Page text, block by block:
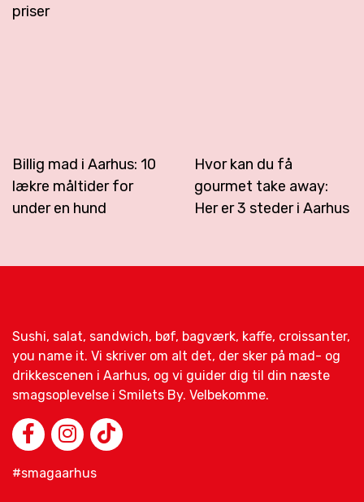
priser
Billig mad i Aarhus: 10
lækre måltider for
under en hund
Hvor kan du få
gourmet take away:
Her er 3 steder i Aarhus
Sushi, salat, sandwich, bøf, bagværk, kaffe, croissanter,
you name it. Vi skriver om alt det, der sker på mad- og
drikkescenen i Aarhus, og vi guider dig til din næste
smagsoplevelse i Smilets By. Velbekomme.
#smagaarhus